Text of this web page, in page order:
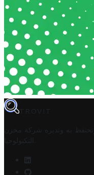
TROVIT
به وتديره
شركة مخزن
التكنولوجيا